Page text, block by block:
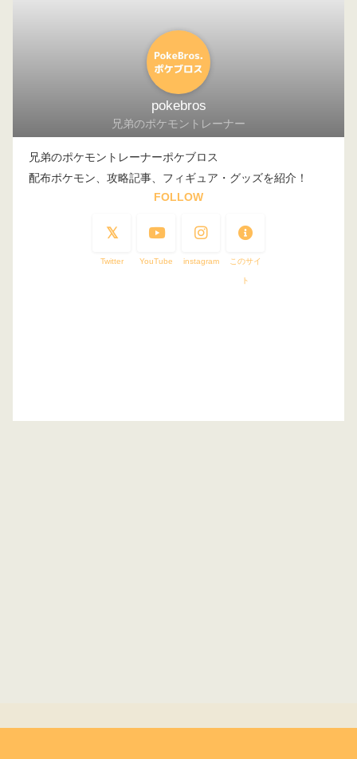
pokebros
兄弟のポケモントレーナー
兄弟のポケモントレーナーポケブロス
配布ポケモン、攻略記事、フィギュア・グッズを紹介！
FOLLOW
Twitter YouTube instagram このサイ
ト